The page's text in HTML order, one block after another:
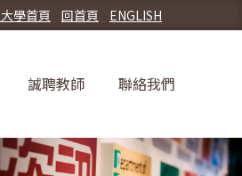
ENGLISH
回首頁
學首頁
誠聘教師 聯絡我們